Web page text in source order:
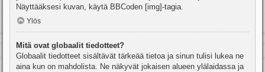
Näyttääksesi kuvan, käytä BBCoden [img]-tagia.
Ylös
Mitä ovat globaalit tiedotteet?
Globaalit tiedotteet sisältävät tärkeää tietoa ja sinun tulisi lukea ne
aina kun on mahdolista. Ne näkyvät jokaisen alueen ylälaidassa ja